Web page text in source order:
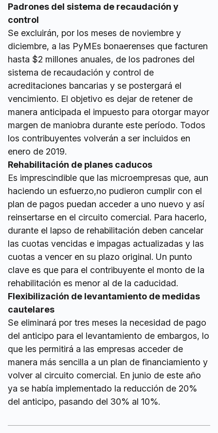
Padrones del sistema de recaudación y
control
Se excluirán, por los meses de noviembre y
diciembre, a las PyMEs bonaerenses que facturen
hasta $2 millones anuales, de los padrones del
sistema de recaudación y control de
acreditaciones bancarias y se postergará el
vencimiento. El objetivo es dejar de retener de
manera anticipada el impuesto para otorgar mayor
margen de maniobra durante este período. Todos
los contribuyentes volverán a ser incluidos en
enero de 2019.
Rehabilitación de planes caducos
Es imprescindible que las microempresas que, aun
haciendo un esfuerzo,no pudieron cumplir con el
plan de pagos puedan acceder a uno nuevo y así
reinsertarse en el circuito comercial. Para hacerlo,
durante el lapso de rehabilitación deben cancelar
las cuotas vencidas e impagas actualizadas y las
cuotas a vencer en su plazo original. Un punto
clave es que para el contribuyente el monto de la
rehabilitación es menor al de la caducidad.
Flexibilización de levantamiento de medidas
cautelares
Se eliminará por tres meses la necesidad de pago
del anticipo para el levantamiento de embargos, lo
que les permitirá a las empresas acceder de
manera más sencilla a un plan de financiamiento y
volver al circuito comercial. En junio de este año
ya se había implementado la reducción de 20%
del anticipo, pasando del 30% al 10%.